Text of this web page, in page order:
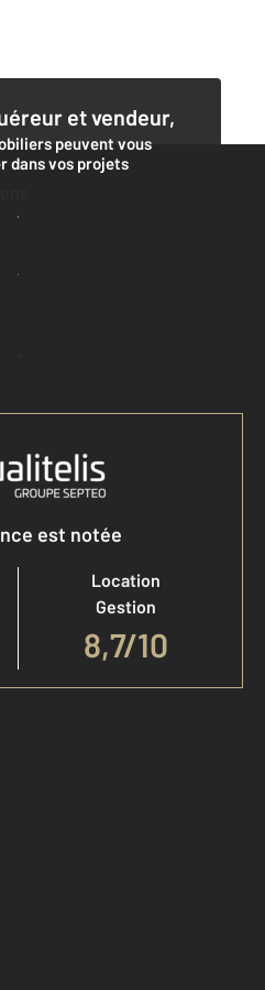
et vendeur,
peuvent vous
dans vos projets
l'agence
une estimation
à mon compte
est notée
Location
Gestion
8,7/10